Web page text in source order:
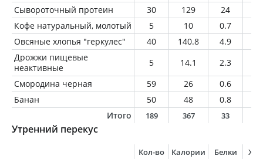
Сывороточный протеин 30 129 24
Кофе натуральный, молотый
5 10 0.7
Овсяные хлопья "геркулес"
40 140.8 4.9
Дрожжи пищевые
неактивные
5 14.1 2.3
Смородина черная
59 26 0.6
Банан
50 48 0.8
Итого
189 367 33
Утренний перекус
Кол-во Калории Белки